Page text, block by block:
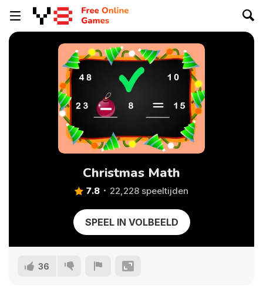
Christmas Math
7.8 22,228 speeltijden
SPEEL IN VOLBEELD
36